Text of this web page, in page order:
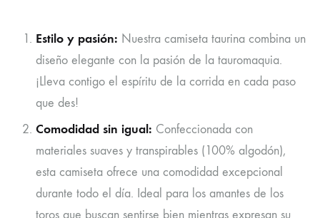
Estilo y pasión: Nuestra camiseta taurina combina un
diseño elegante con la pasión de la tauromaquia.
¡Lleva contigo el espíritu de la corrida en cada paso
que des!
Comodidad sin igual: Confeccionada con
materiales suaves y transpirables (100% algodón),
esta camiseta ofrece una comodidad excepcional
durante todo el día. Ideal para los amantes de los
toros que buscan sentirse bien mientras expresan su